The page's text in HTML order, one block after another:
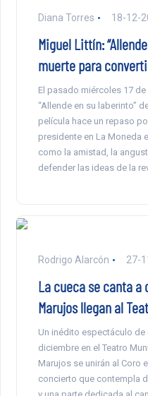
Diana Torres 18-12-
Miguel Littín:
muerte para
El pasado miércoles 17
“Allende en su laberinto”
película hace un repaso
presidente en La Moneda
como la amistad, la
defender las ideas de la
Rodrigo Alarcón 27-
La cueca se canta a
Marujos llegan al
Un inédito espectáculo
diciembre en el Teatro
Marujos se unirán al Coro
concierto que contempla